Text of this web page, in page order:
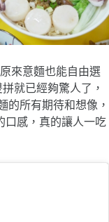
來意麵也能自由選
拼就已經夠驚人了，
的所有期待和想像，
口感，真的讓人一吃